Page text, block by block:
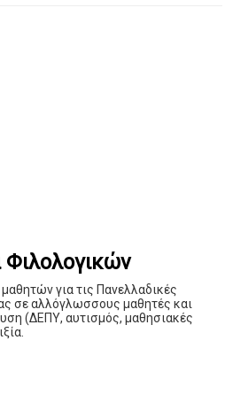
Φιλολογικών
για τις Πανελλαδικές
σε αλλόγλωσσους μαθητές και
(ΔΕΠΥ, αυτισμός, μαθησιακές